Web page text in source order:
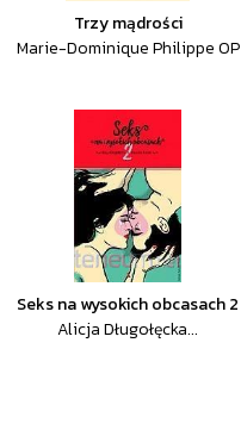
Trzy mądrości
Marie-Dominique Philippe OP
Seks na wysokich obcasach 2
Alicja Długołęcka...